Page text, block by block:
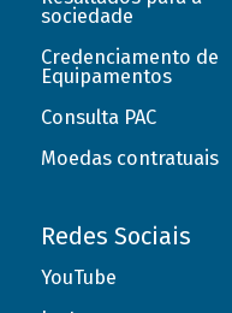
sociedade
Credenciamento de
Equipamentos
Consulta PAC
Moedas contratuais
Redes Sociais
YouTube